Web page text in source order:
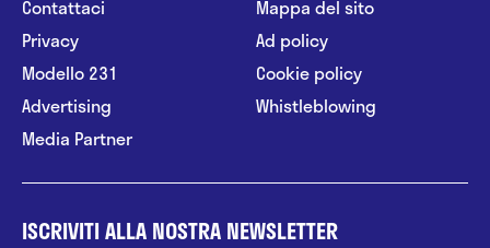
Contattaci
Privacy
Modello 231
Advertising
Media Partner
Mappa del sito
Ad policy
Cookie policy
Whistleblowing
ISCRIVITI ALLA NOSTRA NEWSLETTER